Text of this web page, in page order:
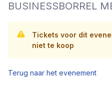
BUSINESSBORREL
Tickets voor dit
niet te koop
Terug naar het evenement